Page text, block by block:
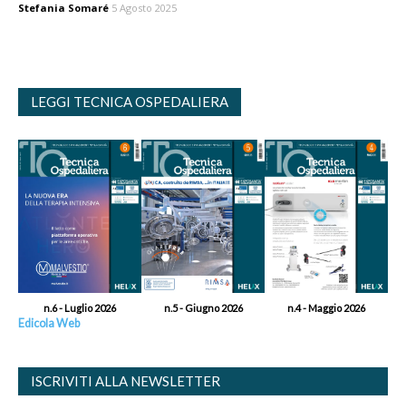
Stefania Somaré 5 Agosto 2025
LEGGI TECNICA OSPEDALIERA
n.6 - Luglio 2026 n.5 - Giugno 2026 n.4 - Maggio 2026
Edicola Web
ISCRIVITI ALLA NEWSLETTER